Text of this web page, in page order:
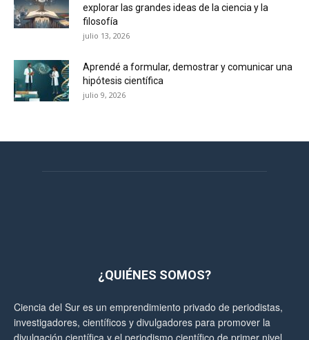
explorar las grandes ideas de la ciencia y la
filosofía
julio 13, 2026
Aprendé a formular, demostrar y comunicar una
hipótesis científica
julio 9, 2026
¿QUIÉNES SOMOS?
Ciencia del Sur es un emprendimiento privado de periodistas,
investigadores, científicos y divulgadores para promover la
divulgación científica y el periodismo científico de primer nivel